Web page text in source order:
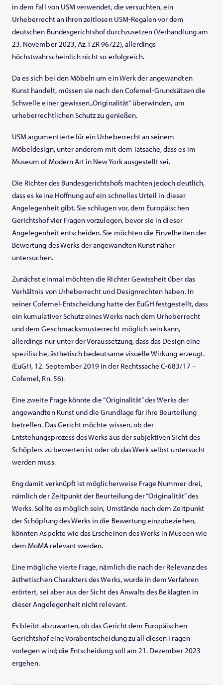
in dem Fall von USM verwendet, die versuchten, ein
Urheberrecht an ihren zeitlosen USM-Regalen vor dem
deutschen Bundesgerichtshof durchzusetzen (Verhandlung am
23. November 2023, Az. I ZR 96/22), allerdings
höchstwahrscheinlich nicht so erfolgreich.
Da es sich bei den Möbeln um ein Werk der angewandten
Kunst handelt, müssen sie nach den Cofemel-Grundsätzen die
Schwelle einer gewissen „Originalität“ überwinden, um
urheberrechtlichen Schutz zu genießen.
USM argumentierte für ein Urheberrecht an seinem
Möbeldesign, unter anderem mit dem Tatsache, dass es im
Museum of Modern Art in New York ausgestellt sei.
Die Richter des Bundesgerichtshofs machten jedoch deutlich,
dass es keine Hoffnung auf ein schnelles Urteil in dieser
Angelegenheit gibt. Sie schlugen vor, dem Europäischen
Gerichtshof vier Fragen vorzulegen, bevor sie in dieser
Angelegenheit entscheiden. Sie möchten die Einzelheiten der
Bewertung des Werks der angewandten Kunst näher
untersuchen.
Zunächst einmal möchten die Richter Gewissheit über das
Verhältnis von Urheberrecht und Designrechten haben. In
seiner Cofemel-Entscheidung hatte der EuGH festgestellt, dass
ein kumulativer Schutz eines Werks nach dem Urheberrecht
und dem Geschmacksmusterrecht möglich sein kann,
allerdings nur unter der Voraussetzung, dass das Design eine
spezifische, ästhetisch bedeutsame visuelle Wirkung erzeugt.
(EuGH, 12. September 2019 in der Rechtssache C-683/17 –
Cofemel, Rn. 56).
Eine zweite Frage könnte die “Originalität” des Werks der
angewandten Kunst und die Grundlage für ihre Beurteilung
betreffen. Das Gericht möchte wissen, ob der
Entstehungsprozess des Werks aus der subjektiven Sicht des
Schöpfers zu bewerten ist oder ob das Werk selbst untersucht
werden muss.
Eng damit verknüpft ist möglicherweise Frage Nummer drei,
nämlich der Zeitpunkt der Beurteilung der “Originalität” des
Werks. Sollte es möglich sein, Umstände nach dem Zeitpunkt
der Schöpfung des Werks in die Bewertung einzubeziehen,
könnten Aspekte wie das Erscheinen des Werks in Museen wie
dem MoMA relevant werden.
Eine mögliche vierte Frage, nämlich die nach der Relevanz des
ästhetischen Charakters des Werks, wurde in dem Verfahren
erörtert, sei aber aus der Sicht des Anwalts des Beklagten in
dieser Angelegenheit nicht relevant.
Es bleibt abzuwarten, ob das Gericht dem Europäischen
Gerichtshof eine Vorabentscheidung zu all diesen Fragen
vorlegen wird; die Entscheidung soll am 21. Dezember 2023
ergehen.